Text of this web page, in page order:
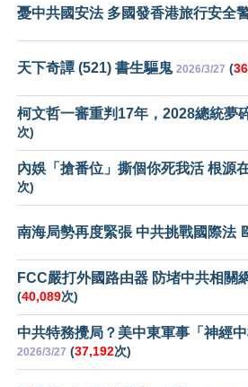
憂中共國安法 多國發香港旅行安全
天下奇譚 (521) 書生驅鬼 2026/3/27 (
柯文哲一審重判17年，2028總統夢
次)
內娛「搶番位」撕個你死我活 根源
次)
南海局勢再度緊張 中共挑戰國際法
FCC嚴打外國路由器 防堵中共相關
(40,089次)
中共特務攪局？美中東軍事「神經
2026/3/27 (37,192次)